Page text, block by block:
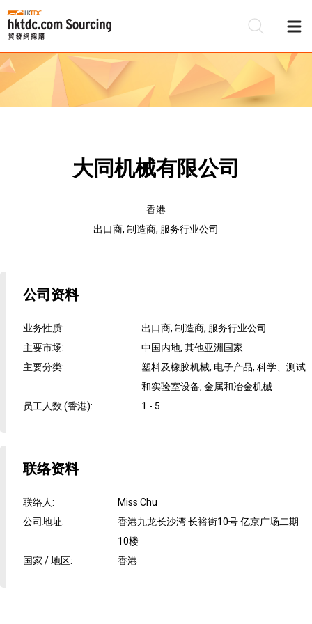
大同机械有限公司
香港
出口商, 制造商, 服务行业公司
公司资料
业务性质:
出口商, 制造商, 服务行业公司
主要市场:
中国内地, 其他亚洲国家
主要分类:
塑料及橡胶机械, 电子产品, 科学、测试
和实验室设备, 金属和冶金机械
员工人数 (香港): 1 - 5
联络资料
联络人:
Miss Chu
公司地址:
香港九龙长沙湾 长裕街10号 亿京广场二期
10楼
国家 / 地区: 香港